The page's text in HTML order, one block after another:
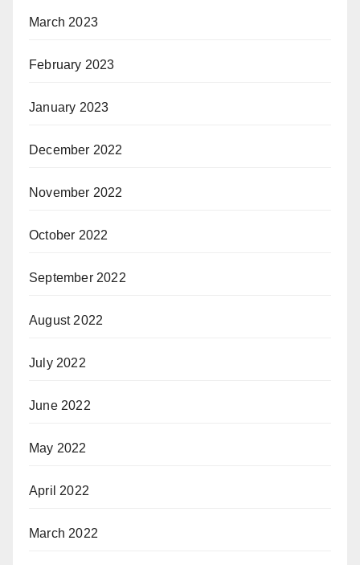
March 2023
February 2023
January 2023
December 2022
November 2022
October 2022
September 2022
August 2022
July 2022
June 2022
May 2022
April 2022
March 2022